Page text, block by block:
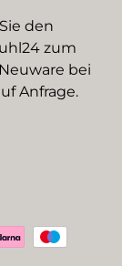
den
zum
bei
Anfrage.